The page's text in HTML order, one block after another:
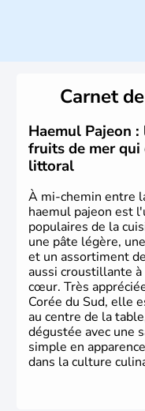
Histoire et
christianisme et le
principales religions.
Corée du Nord. Les
1988, de même que
2002, en collaboration
Carnet
Haemul Pajeon
fruits de mer qui
littoral
À mi-chemin entre
haemul pajeon est
populaires de la
une pâte légère,
et un assortiment
aussi croustillante
cœur. Très
Corée du Sud, elle
au centre de la
dégustée avec une
simple en
dans la culture